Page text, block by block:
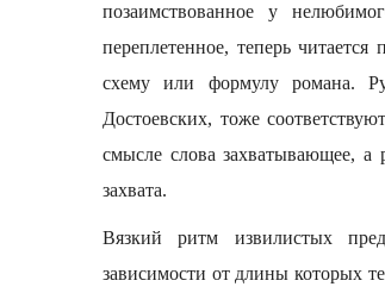
позаимствованное у
переплетенное, теперь
схему или формулу романа.
Достоевских, тоже
смысле слова захватывающее, а
захвата.
Вязкий ритм извилистых
зависимости от длины которых